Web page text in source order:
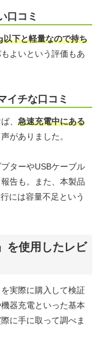
口コミ
以下と軽量なので持ち
よいという評価もあ
イチな口コミ
、 急速充電中にある
がありました。
ターやUSBケーブル
告も。また、本製品
には容量不足という
を使用したレビ
実際に購入して検証
器充電といった基本
に手に取って調べま